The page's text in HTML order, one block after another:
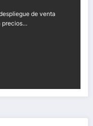
de venta
precios…